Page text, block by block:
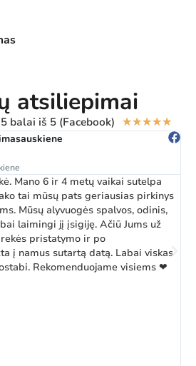
atsiliepimai
balai iš 5 (Facebook) ★★★★★
Mano 6 ir 4 metų vaikai sutelpa
tai mūsų pats geriausias pirkinys
Mūsų alyvuogės spalvos, odinis,
laimingi jį įsigiję. Ačiū Jums už
pristatymo ir po
į namus sutartą datą. Labai viskas
Rekomenduojame visiems ❤